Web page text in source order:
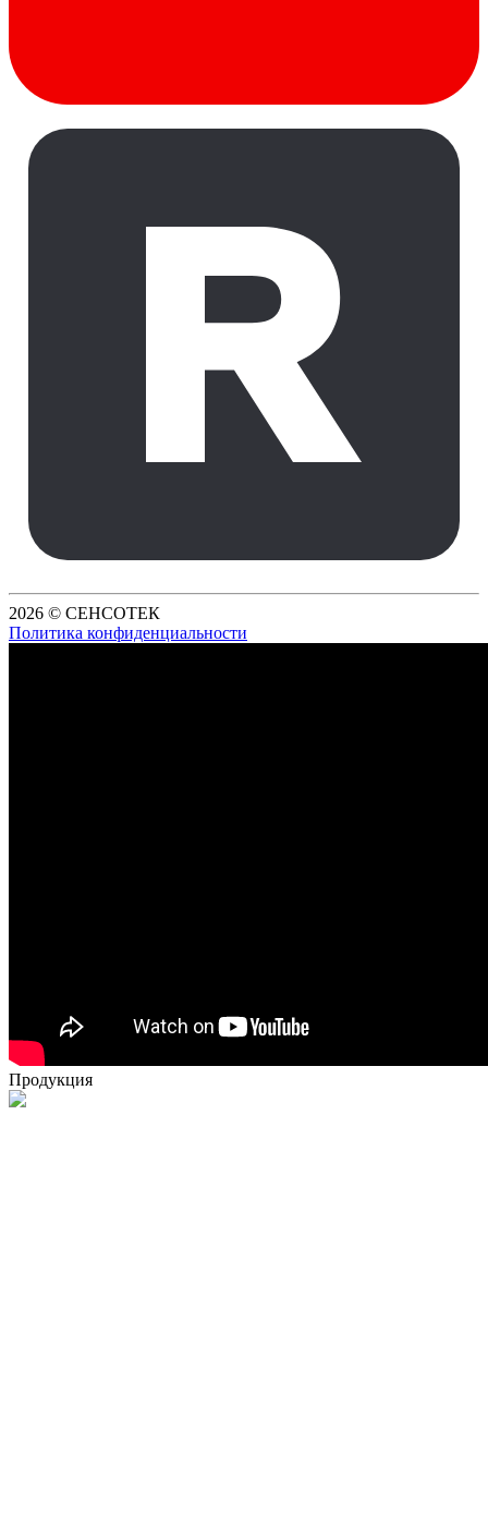
2026 © СЕНСОТЕК
Политика конфиденциальности
Продукция